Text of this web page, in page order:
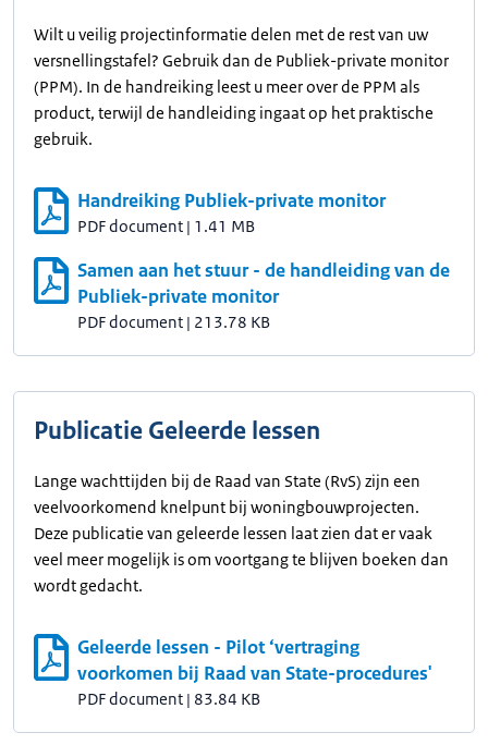
Wilt u veilig projectinformatie delen met de rest van uw
versnellingstafel? Gebruik dan de Publiek-private monitor
(PPM). In de handreiking leest u meer over de PPM als
product, terwijl de handleiding ingaat op het praktische
gebruik.
Handreiking Publiek-private monitor
PDF document | 1.41 MB
Samen aan het stuur - de handleiding van de
Publiek-private monitor
PDF document | 213.78 KB
Publicatie Geleerde lessen
Lange wachttijden bij de Raad van State (RvS) zijn een
veelvoorkomend knelpunt bij woningbouwprojecten.
Deze publicatie van geleerde lessen laat zien dat er vaak
veel meer mogelijk is om voortgang te blijven boeken dan
wordt gedacht.
Geleerde lessen - Pilot ‘vertraging
voorkomen bij Raad van State-procedures'
PDF document | 83.84 KB